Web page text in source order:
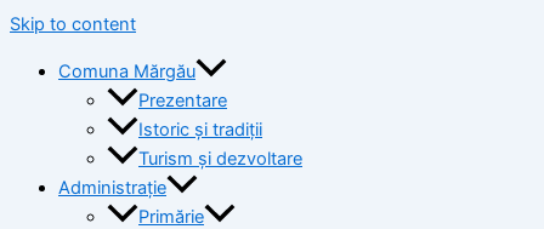
Skip to content
Comuna Mărgău
Prezentare
Istoric și tradiții
Turism și dezvoltare
Administrație
Primărie